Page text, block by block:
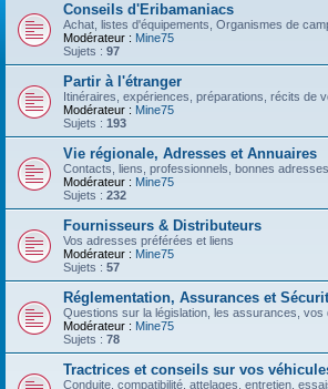
Conseils d'Eribamaniacs
Achat, listes d'équipements, Organismes de
Modérateur : Mine75
Sujets : 97
Partir à l'étranger
Itinéraires, expériences, préparations, récits de
Modérateur : Mine75
Sujets : 193
Vie régionale, Adresses et Annuaires
Contacts, liens, professionnels, bonnes
Modérateur : Mine75
Sujets : 232
Fournisseurs & Distributeurs
Vos adresses préférées et liens
Modérateur : Mine75
Sujets : 57
Réglementation, Assurances et
Questions sur la législation, les assurances, vos
Modérateur : Mine75
Sujets : 78
Tractrices et conseils sur vos
Conduite, compatibilité, attelages, entretien,